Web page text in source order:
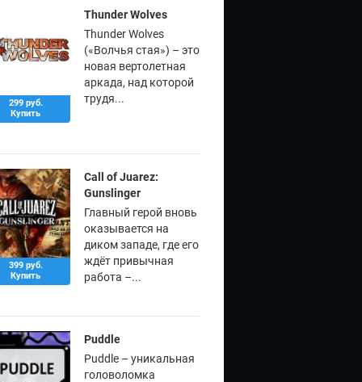
299 руб.
Купить
Thunder Wolves
Thunder Wolves
(«Волчья стая») – это
новая вертолетная
аркада, над которой
трудя...
399 руб.
Купить
Call of Juarez:
Gunslinger
Главный герой вновь
оказывается на
диком западе, где его
ждёт привычная
работа –...
Puddle
Puddle – уникальная
головоломка